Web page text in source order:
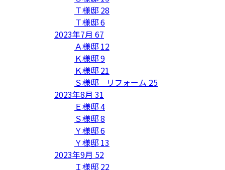
Ｔ様邸 28
Ｔ様邸6
2023年7月 67
Ａ様邸 12
Ｋ様邸9
Ｋ様邸 21
Ｓ様邸 リフォーム 25
2023年8月 31
Ｅ様邸4
Ｓ様邸8
Ｙ様邸6
Ｙ様邸 13
2023年9月 52
Ｉ様邸 22